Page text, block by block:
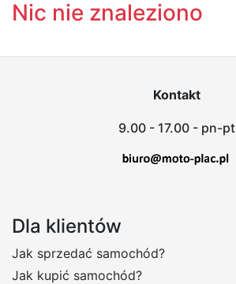
Nic nie znaleziono
Kontakt
9.00 - 17.00 - pn-pt
Dla klientów
Jak sprzedać samochód?
Jak kupić samochód?